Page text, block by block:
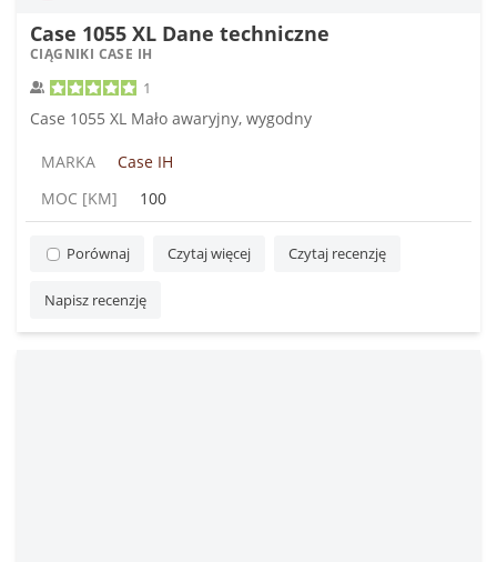
Case 1055 XL Dane techniczne
CIĄGNIKI CASE IH
1
Case 1055 XL Mało awaryjny, wygodny
MARKA
Case IH
MOC [KM]
100
Porównaj Czytaj więcej Czytaj recenzję
Napisz recenzję